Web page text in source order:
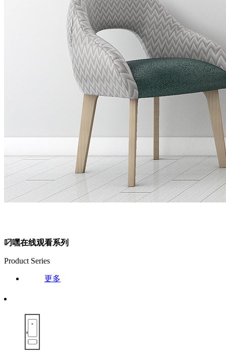
叼嘿在线观看系列
Product Series
更多